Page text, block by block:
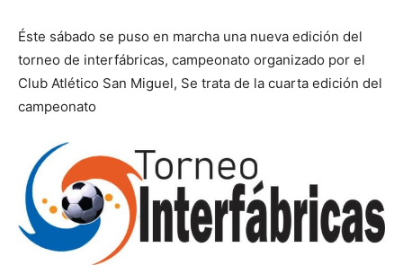
Éste sábado se puso en marcha una nueva edición del
torneo de interfábricas, campeonato organizado por el
Club Atlético San Miguel, Se trata de la cuarta edición del
campeonato